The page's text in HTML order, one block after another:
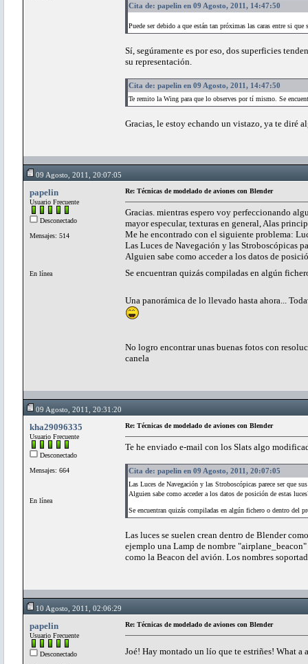
Cita de: papelin en 09 Agosto, 2011, 14:47:50
Puede ser debido a que están tan próximas las caras entre si
Sí, segúramente es por eso, dos superficies
su representación.
Cita de: papelin en 09 Agosto, 2011, 14:47:50
Te remito la Wing para que lo observes por tí mismo. Se
Gracias, le estoy echando un vistazo, ya te diré
09 Agosto, 2011, 20:07:05
papelin
Usuario Frecuente
Desconectado
Mensajes: 514
En línea
Re: Técnicas de modelado de aviones con Blender
Gracias. mientras espero voy perfeccionando
mayor especular, texturas en general, Alas
Me he encontrado con el siguiente problema:
Las Luces de Navegación y las Stroboscópicas
Alguien sabe como acceder a los datos de
Se encuentran quizás compiladas en algún
Una panorámica de lo llevado hasta ahora...
No logro encontrar unas buenas fotos con
canela
09 Agosto, 2011, 20:31:20
kha29096335
Usuario Frecuente
Desconectado
Mensajes: 664
En línea
Re: Técnicas de modelado de aviones con Blender
Te he enviado e-mail con los Slats algo
Cita de: papelin en 09 Agosto, 2011, 20:07:05
Las Luces de Navegación y las Stroboscópicas parece ser que
Alguien sabe como acceder a los datos de posición de estas
Se encuentran quizás compiladas en algún fichero o dentro del
Las luces se suelen crean dentro de Blender
ejemplo una Lamp de nombre
como la Beacon del avión. Los nombres
10 Agosto, 2011, 02:06:29
papelin
Usuario Frecuente
Desconectado
Re: Técnicas de modelado de aviones con Blender
Joé! Hay montado un lío que te estriñes! What a